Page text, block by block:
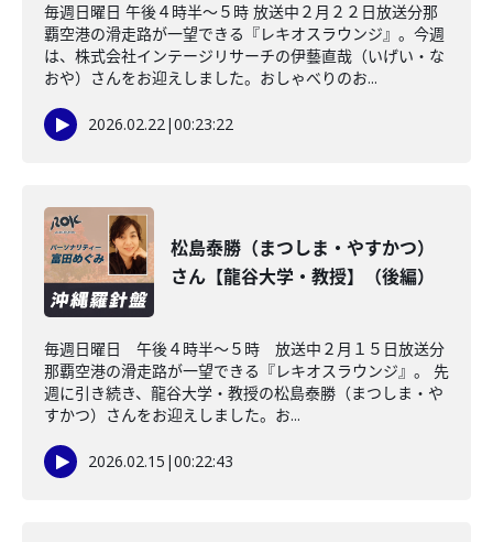
毎週日曜日 午後４時半～５時 放送中２月２２日放送分那
覇空港の滑走路が一望できる『レキオスラウンジ』。今週
は、株式会社インテージリサーチの伊藝直哉（いげい・な
おや）さんをお迎えしました。おしゃべりのお...
2026.02.22|00:23:22
松島泰勝（まつしま・やすかつ）
さん【龍谷大学・教授】（後編）
毎週日曜日 午後４時半～５時 放送中２月１５日放送分
那覇空港の滑走路が一望できる『レキオスラウンジ』。 先
週に引き続き、龍谷大学・教授の松島泰勝（まつしま・や
すかつ）さんをお迎えしました。お...
2026.02.15 |00:22:43